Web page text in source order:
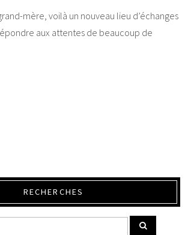
mère, voilà un nouveau lieu d’échanges
aux attentes de beaucoup de
RECHERCHES